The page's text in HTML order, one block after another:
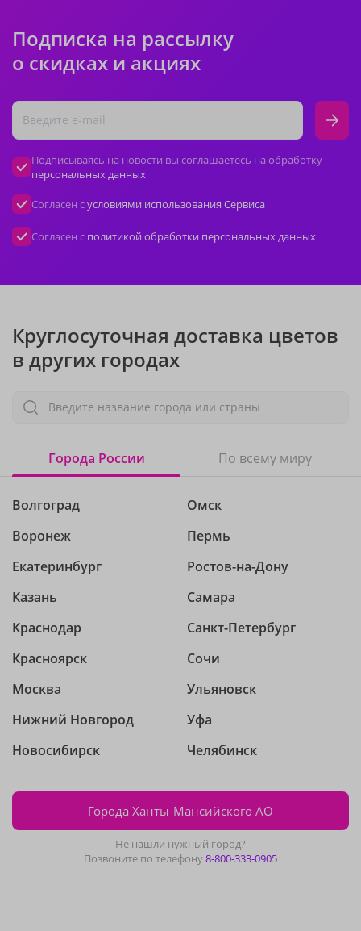
Подписка на рассылку
о скидках и акциях
Подписываясь на новости вы соглашаетесь на обработку
персональных данных
Согласен сусловиями использования Сервиса
Согласен с политикой обработки персональных данных
Круглосуточная доставка цветов
в других городах
Введите название города или страны
Города России По всему миру
Волгоград
Воронеж
Екатеринбург
Казань
Краснодар
Красноярск
Москва
Нижний Новгород
Новосибирск
Омск
Пермь
Ростов-на-Дону
Самара
Санкт-Петербург
Сочи
Ульяновск
Уфа
Челябинск
Города Ханты-Мансийского АО
Не нашли нужный город?
Позвоните по телефону8-800-333-0905